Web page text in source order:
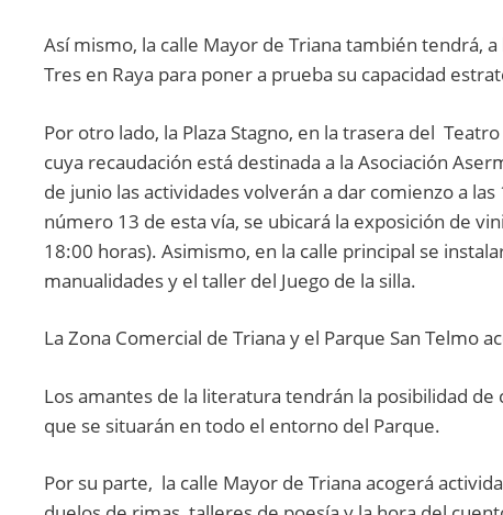
Así mismo, la calle Mayor de Triana también tendrá,
Tres en Raya para poner a prueba su capacidad
Por otro lado, la Plaza Stagno, en la trasera del
cuya recaudación está destinada a la Asociación
de junio las actividades volverán a dar comienzo a
número 13 de esta vía, se ubicará la exposición de
18:00 horas). Asimismo, en la calle principal se
manualidades y el taller del Juego de la silla.
La Zona Comercial de Triana y el Parque San Telmo
Los amantes de la literatura tendrán la posibilidad
que se situarán en todo el entorno del Parque.
Por su parte, la calle Mayor de Triana acogerá